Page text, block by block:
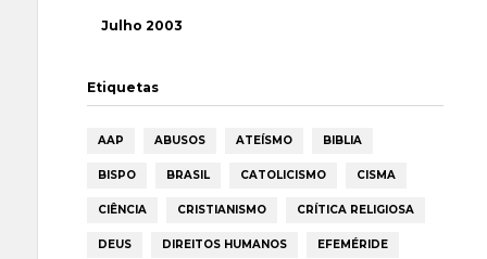
Julho 2003
Etiquetas
AAP ABUSOS ATEÍSMO BIBLIA
BISPO BRASIL CATOLICISMO CISMA
CIÊNCIA CRISTIANISMO CRÍTICA RELIGIOSA
DEUS DIREITOS HUMANOS EFEMÉRIDE